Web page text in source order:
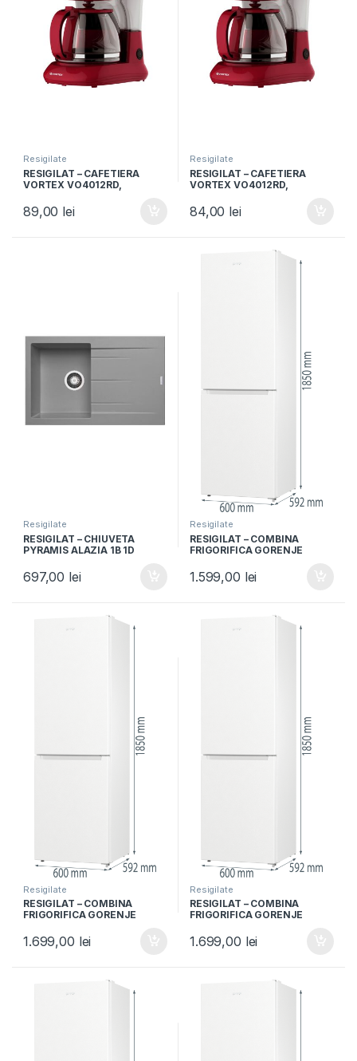
Resigilate
RESIGILAT – CAFETIERA
VORTEX VO4012RD,
750W, 10 cesti, Rosu
89,00 lei
Resigilate
RESIGILAT – CAFETIERA
VORTEX VO4012RD,
750W, 10 cesti, Rosu
84,00 lei
Resigilate
RESIGILAT – CHIUVETA
PYRAMIS ALAZIA 1B 1D
Reversibil, Montare pe blat,
Iron grey
697,00 lei
Resigilate
RESIGILAT – COMBINA
FRIGORIFICA GORENJE
NoFrost Plus, IonAir,
Multiflow 360°, Alb
1.599,00 lei
Resigilate
RESIGILAT – COMBINA
FRIGORIFICA GORENJE
NoFrost Plus, IonAir,
Multiflow 360°, Alb
1.699,00 lei
Resigilate
RESIGILAT – COMBINA
FRIGORIFICA GORENJE
NoFrost Plus, IonAir,
Multiflow 360°, Alb
1.699,00 lei